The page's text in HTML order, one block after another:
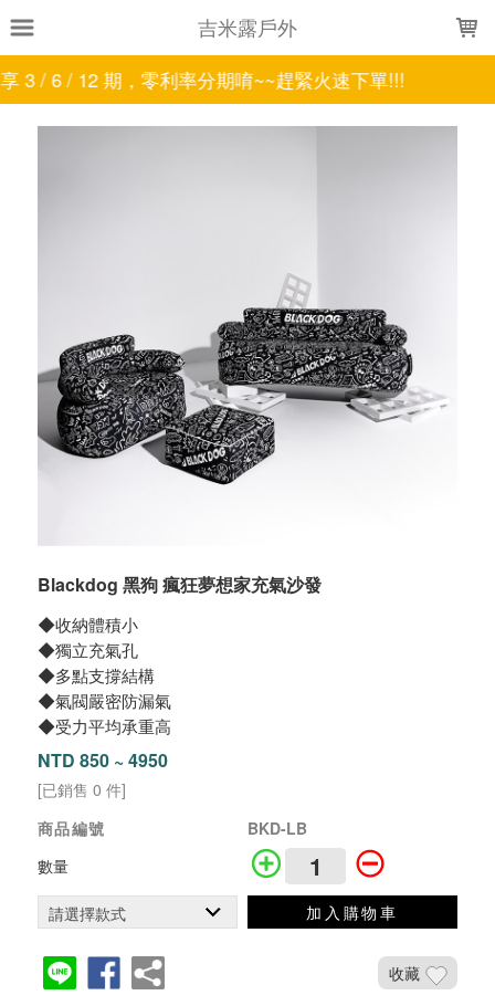
吉米露戶外
唷~~趕緊火速下單!!!
Blackdog 黑狗 瘋狂夢想家充氣沙發
◆收納體積小
◆獨立充氣孔
◆多點支撐結構
◆氣閥嚴密防漏氣
◆受力平均承重高
NTD 850 ~ 4950
[已銷售 0 件]
商品編號
BKD-LB
數量
加入購物車
收藏